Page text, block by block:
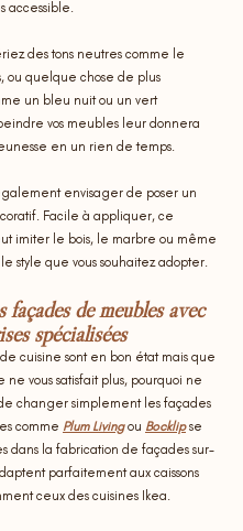
accessible.
des tons neutres comme le
ou quelque chose de plus
un bleu nuit ou un vert
vos meubles leur donnera
en un rien de temps.
envisager de poser un
Facile à appliquer, ce
imiter le bois, le marbre ou même
style que vous souhaitez adopter.
façades de meubles avec
spécialisées
cuisine sont en bon état mais que
ne vous satisfait plus, pourquoi ne
changer simplement les façades
comme Plum Living ou Bocklip se
dans la fabrication de façades sur-
parfaitement aux caissons
ceux des cuisines Ikea.